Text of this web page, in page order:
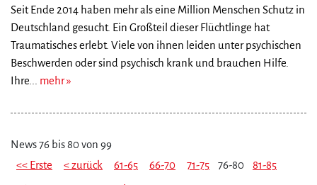
Seit Ende 2014 haben mehr als eine Million Menschen Schutz in
Deutschland gesucht. Ein Großteil dieser Flüchtlinge hat
Traumatisches erlebt. Viele von ihnen leiden unter psychischen
Beschwerden oder sind psychisch krank und brauchen Hilfe.
Ihre... mehr
News 76 bis 80 von 99
<< Erste
< zurück 61-65 66-70 71-75 76-80 81-85